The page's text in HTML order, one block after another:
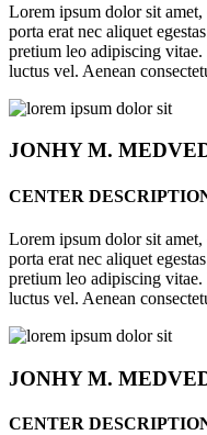
Lorem ipsum dolor sit
porta erat nec aliquet
pretium leo adipiscing
luctus vel. Aenean
JONHYM.
CENTER
Lorem ipsum dolor sit
porta erat nec aliquet
pretium leo adipiscing
luctus vel. Aenean
JONHYM.
CENTER